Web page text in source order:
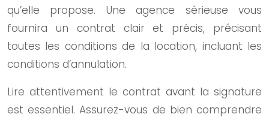
qu’elle propose. Une agence sérieuse vous
fournira un contrat clair et précis, précisant
toutes les conditions de la location, incluant les
conditions d’annulation.
Lire attentivement le contrat avant la signature
est essentiel. Assurez-vous de bien comprendre